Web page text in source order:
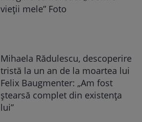
vieții mele” Foto
Mihaela Rădulescu, descoperire
tristă la un an de la moartea lui
Felix Baugmenter: „Am fost
ștearsă complet din existența
lui”